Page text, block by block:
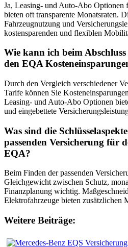
Ja, Leasing- und Auto-Abo Optionen
bieten oft transparente Monatsraten.
Fahrzeugnutzung und
kostensparenden und flexiblen
Wie kann ich beim
den EQA
Durch den Vergleich verschiedener
Tarife können Sie
Leasing- und Auto-Abo Optionen
und eingebettete
Was sind die
passenden Versicherung für
EQA?
Beim Finden der passenden
Gleichgewicht zwischen Schutz,
Finanzplanung wichtig.
Elektrofahrzeuge bieten zusätzlichen
Weitere Beiträge: